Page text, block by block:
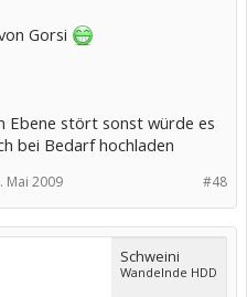
Gorsi
Ebene stört sonst würde es
bei Bedarf hochladen
#48
Mai 2009
Schweini
Wandelnde HDD